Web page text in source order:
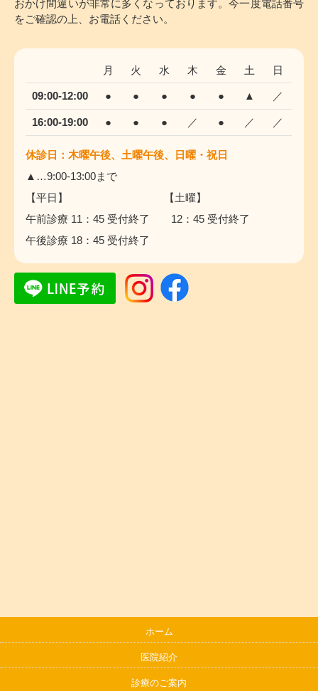
おかけ間違いが非常に多くなっております。今一度電話番号
をご確認の上、お電話ください。
月 火 水 木 金 土 日
09:00-12:00 ● ● ● ● ● ▲ ／
16:00-19:00 ● ● ● ／ ● ／ ／
休診日：木曜午後、土曜午後、日曜・祝日
▲…9:00-13:00まで
【平日】 【土曜】
午前診療 11：45 受付終了 12：45 受付終了
午後診療 18：45 受付終了
ホーム
医院紹介
診療のご案内